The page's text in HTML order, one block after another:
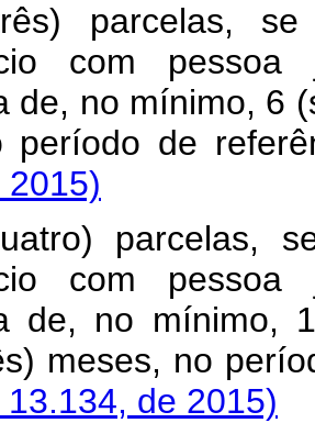
parcelas, se
com
de, no mínimo, 6
período
2015)
parcelas,
com
de, no mínimo,
meses, no
13.134, de 2015)